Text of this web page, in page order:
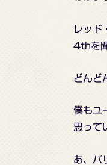
レッ
4thを
どんど
僕もユ
思って
あ、バ